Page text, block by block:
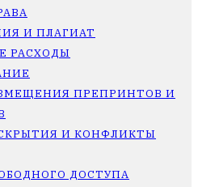
И ПЛАГИАТ
РАСХОДЫ
ПРЕПРИНТОВ И
И КОНФЛИКТЫ
ДОСТУПА